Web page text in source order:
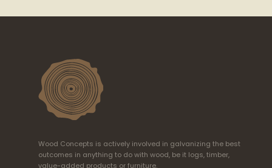
Wood Concepts is actively involved in galvanizing the best
outcomes in anything to do with wood, be it logs, timber,
value-added products or furniture.